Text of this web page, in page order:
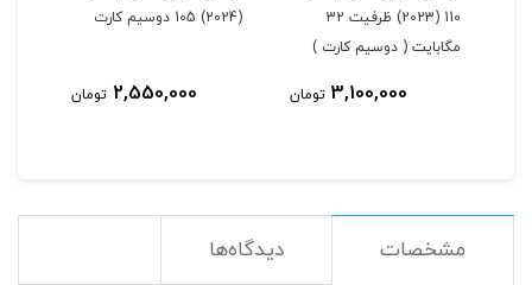
110 (2023) ظرفیت 32
مگابایت ( دوسیم کارت )
3,100,000 تومان
(2024) 105 دوسیم کارت
2,550,000 تومان
مشخصات دیدگاه‌ها